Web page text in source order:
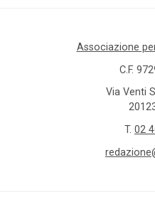
Associazione
C.F.
Via Venti
T. 02